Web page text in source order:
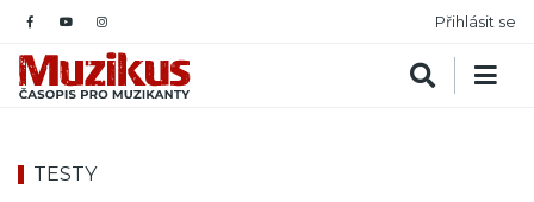
Přihlásit se
TESTY